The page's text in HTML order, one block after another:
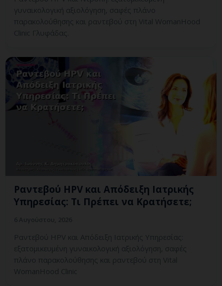
γυναικολογική αξιολόγηση, σαφές πλάνο
παρακολούθησης και ραντεβού στη Vital WomanHood
Clinic Γλυφάδας.
Ραντεβού HPV και Απόδειξη Ιατρικής
Υπηρεσίας: Τι Πρέπει να Κρατήσετε;
Ραντεβού HPV και Απόδειξη Ιατρικής Υπηρεσίας:
εξατομικευμένη γυναικολογική αξιολόγηση, σαφές
πλάνο παρακολούθησης και ραντεβού στη Vital
WomanHood Clinic